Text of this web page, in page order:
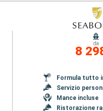
da
8
Formula tutto
Servizio
Mance incluse
Ristorazione